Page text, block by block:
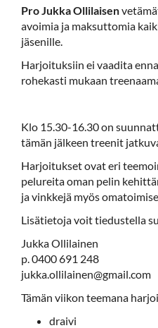
Pro Jukka Ollilaisen
avoimia ja maksuttomia
jäsenille.
Harjoituksiin ei vaadita
rohekasti mukaan
Klo 15.30-16.30 on
tämän jälkeen treenit
Harjoitukset ovat eri
pelureita oman pelin
ja vinkkejä myös
Lisätietoja voit tiedustella
Jukka Ollilainen
p. 0400 691 248
jukka.ollilainen@gmail.com
Tämän viikon teemana
draivi